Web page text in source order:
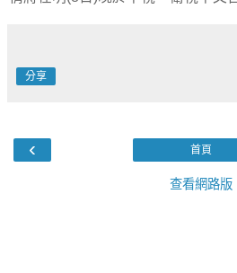
分享
‹ 首頁
查看網路版